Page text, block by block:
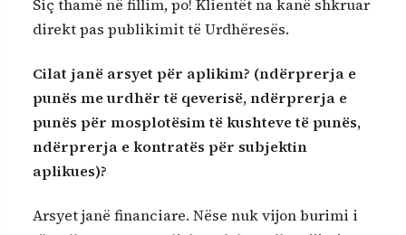
Siç thamë në fillim, po! Klientët na kanë shkruar
direkt pas publikimit të Urdhëresës.
Cilat janë arsyet për aplikim? (ndërprerja e
punës me urdhër të qeverisë, ndërprerja e
punës për mosplotësim të kushteve të punës,
ndërprerja e kontratës për subjektin
aplikues)?
Arsyet janë financiare. Nëse nuk vijon burimi i